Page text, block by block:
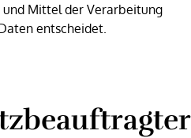
Mittel der Verarbeitung
entscheidet.